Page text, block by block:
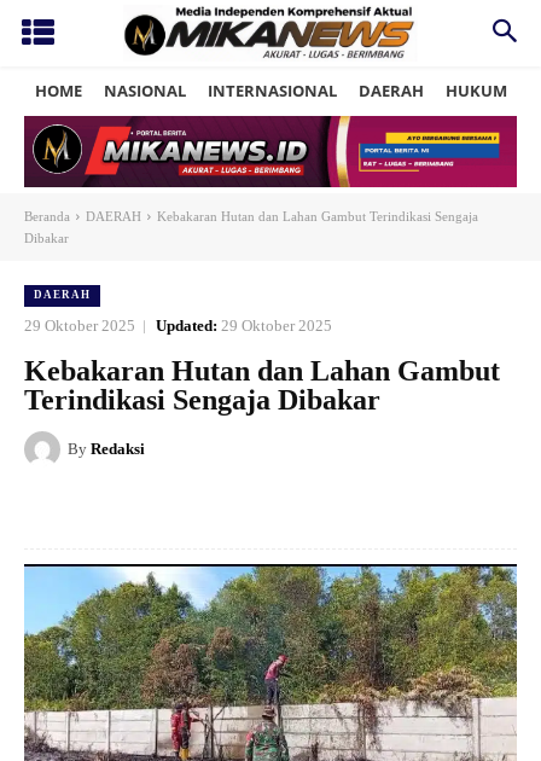
HOME NASIONAL INTERNASIONAL DAERAH HUKUM
Beranda DAERAH
Kebakaran Hutan dan Lahan Gambut Terindikasi Sengaja
Dibakar
DAERAH
29 Oktober 2025 Updated: 29 Oktober 2025
Kebakaran Hutan dan Lahan Gambut
Terindikasi Sengaja Dibakar
By Redaksi